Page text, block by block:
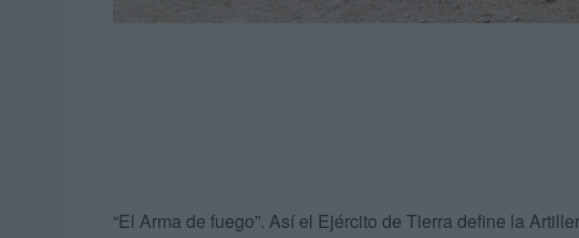
“El Arma de fuego”. Así el Ejército de Tierra define la